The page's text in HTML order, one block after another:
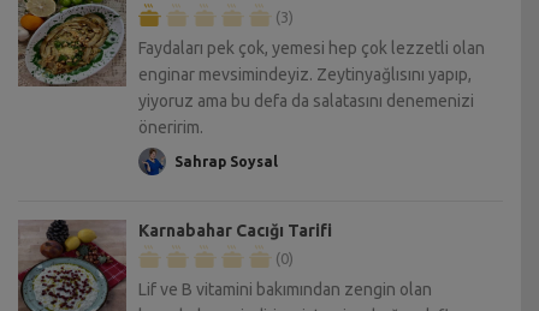
(3)
Faydaları pek çok, yemesi hep çok lezzetli olan
enginar mevsimindeyiz. Zeytinyağlısını yapıp,
yiyoruz ama bu defa da salatasını denemenizi
öneririm.
Sahrap Soysal
Karnabahar Cacığı Tarifi
(0)
Lif ve B vitamini bakımından zengin olan